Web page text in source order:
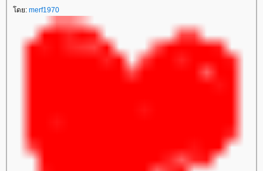
ดย: merf1970